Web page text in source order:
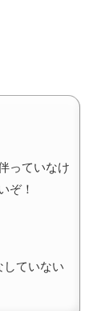
っていなけ
ぞ！
していない